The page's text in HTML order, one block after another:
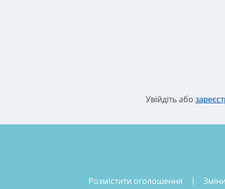
Увійдіть або
розмістити оголошення